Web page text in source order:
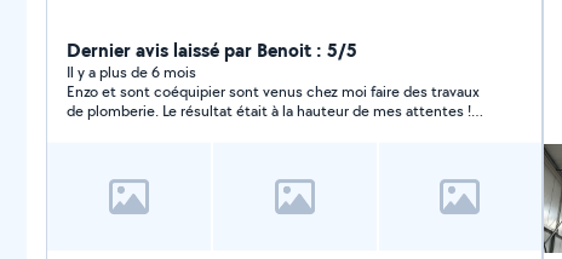
Dernier avis laissé par Benoit : 5/5
Il y a plus de 6 mois
Enzo et sont coéquipier sont venus chez moi faire des travaux
de plomberie. Le résultat était à la hauteur de mes attentes !